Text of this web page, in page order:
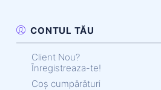
CONTUL TĂU
Client Nou?
Înregistreaza-te!
Coș cumpărături